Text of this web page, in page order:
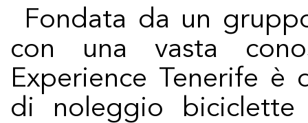
Fondata da un gruppo di appassionati di ciclismo
con una vasta
Experience Tenerife
di noleggio